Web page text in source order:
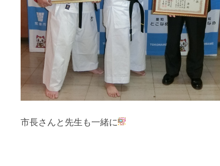
市長さんと先生も一緒に